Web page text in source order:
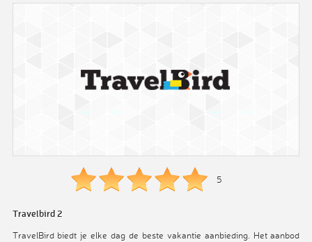
5
Travelbird 2
TravelBird biedt je elke dag de beste vakantie aanbieding. Het aanbod